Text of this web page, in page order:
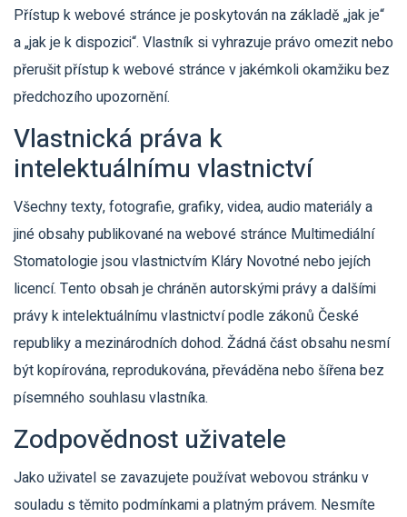
Přístup k webové stránce je poskytován na základě „jak je“
a „jak je k dispozici“. Vlastník si vyhrazuje právo omezit nebo
přerušit přístup k webové stránce v jakémkoli okamžiku bez
předchozího upozornění.
Vlastnická práva k
intelektuálnímu vlastnictví
Všechny texty, fotografie, grafiky, videa, audio materiály a
jiné obsahy publikované na webové stránce Multimediální
Stomatologie jsou vlastnictvím Kláry Novotné nebo jejích
licencí. Tento obsah je chráněn autorskými právy a dalšími
právy k intelektuálnímu vlastnictví podle zákonů České
republiky a mezinárodních dohod. Žádná část obsahu nesmí
být kopírována, reprodukována, převáděna nebo šířena bez
písemného souhlasu vlastníka.
Zodpovědnost uživatele
Jako uživatel se zavazujete používat webovou stránku v
souladu s těmito podmínkami a platným právem. Nesmíte